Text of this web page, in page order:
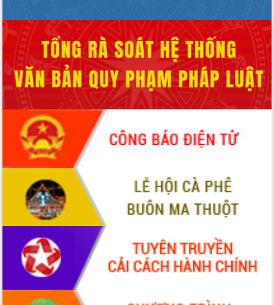
năm 2026
Hội thảo khoa học “Giải pháp thúc đẩy
phát triển nền kinh tế xanh tại tỉnh
Đắk Lắk”
Tăng cường giám sát, đôn đốc thực
hiện nhiệm vụ quản lý tài sản công
hàng tuần
Tháo gỡ những vướng mắc, đẩy mạnh
công tác cải cách thủ tục hành chính
tại Trung tâm Phục vụ hành chính
công tỉnh
Đắk Lắk: Tôn vinh 46 giải pháp tại Hội
thi Sáng tạo Kỹ thuật 2024 - 2025
Đắk Lắk rà soát, điều chỉnh Đề án 190
về phát triển nuôi trồng thủy sản
Phó Chủ tịch UBND tỉnh Đắk Lắk
Trương Công Thái kiểm tra thực địa
Dự án cao tốc Khánh Hòa - Buôn Ma
Thuột
Định vị cà phê Việt Nam như một “di
sản sống” trong dòng chảy toàn cầu